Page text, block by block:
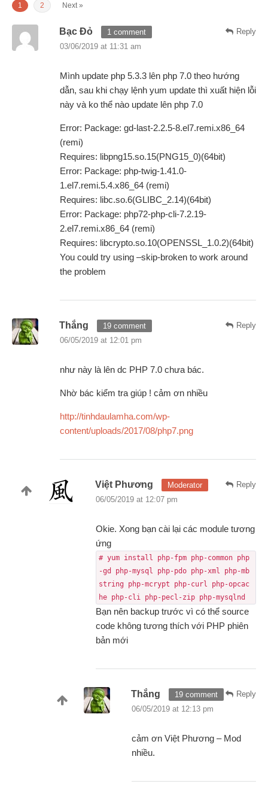
1 2 Next »
Reply
Bạc Đỏ
1 comment
03/06/2019 at 11:31 am
Mình update php 5.3.3 lên php 7.0 theo hướng
dẫn, sau khi chạy lệnh yum update thì xuất hiện lỗi
này và ko thể nào update lên php 7.0
Error: Package: gd-last-2.2.5-8.el7.remi.x86_64
(remi)
Requires: libpng15.so.15(PNG15_0)(64bit)
Error: Package: php-twig-1.41.0-
1.el7.remi.5.4.x86_64 (remi)
Requires: libc.so.6(GLIBC_2.14)(64bit)
Error: Package: php72-php-cli-7.2.19-
2.el7.remi.x86_64 (remi)
Requires: libcrypto.so.10(OPENSSL_1.0.2)(64bit)
You could try using –skip-broken to work around
the problem
Reply
Thắng
19 comment
06/05/2019 at 12:01 pm
như này là lên dc PHP 7.0 chưa bác.
Nhờ bác kiểm tra giúp ! cảm ơn nhiều
http://tinhdaulamha.com/wp-
content/uploads/2017/08/php7.png
Reply
Việt Phương
Moderator
06/05/2019 at 12:07 pm
Okie. Xong bạn cài lại các module tương
ứng
# yum install php-fpm php-common php
-gd php-mysql php-pdo php-xml php-mb
string php-mcrypt php-curl php-opcac
he php-cli php-pecl-zip php-mysqlnd
Bạn nên backup trước vì có thể source
code không tương thích với PHP phiên
bản mới
Reply
Thắng
19 comment
06/05/2019 at 12:13 pm
cảm ơn Việt Phương – Mod
nhiều.